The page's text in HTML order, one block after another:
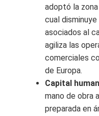
adoptó la
cual
asociados al
agiliza las
comerciales
de Europa.
Capital
mano de obra
preparada en